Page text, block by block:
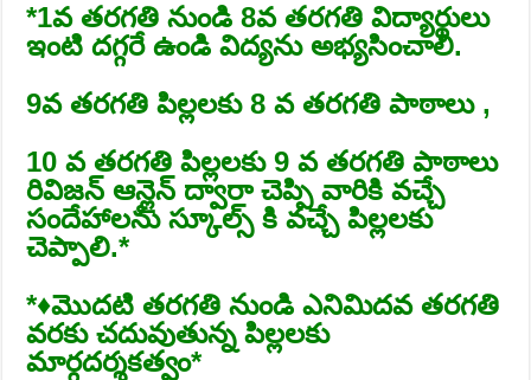
*1వ తరగతి నుండి 8వ తరగతి విద్యార్థులు
ఇంటి దగ్గరే ఉండి విద్యను అభ్యసించాలి.
9వ తరగతి పిల్లలకు 8 వ తరగతి పాఠాలు ,
10 వ తరగతి పిల్లలకు 9 వ తరగతి పాఠాలు
రివిజన్ ఆన్లైన్ ద్వారా చెప్పి వారికి వచ్చే
సందేహాలను స్కూల్స్ కి వచ్చే పిల్లలకు
చెప్పాలి.*
*♦మొదటి తరగతి నుండి ఎనిమిదవ తరగతి
వరకు చదువుతున్న పిల్లలకు
మార్గదర్శకత్వం*